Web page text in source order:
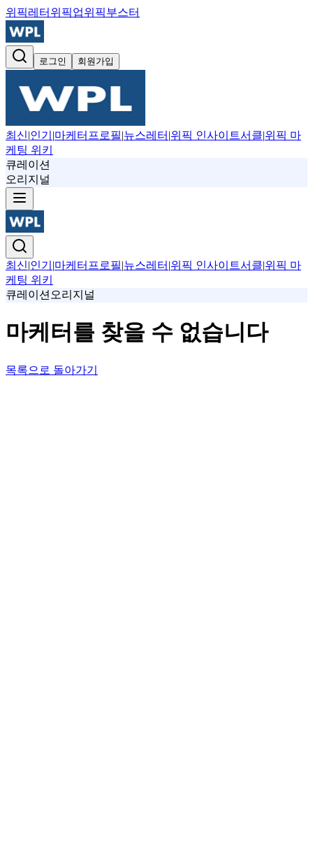
위픽레터 위픽업위픽부스터
로그인 회원가입
최신|인기 |마케터프로필|뉴스레터 |위픽 인사이트서클|위픽 마
케팅 위키
큐레이션
오리지널
최신|인기 |마케터프로필|뉴스레터 |위픽 인사이트서클|위픽 마
케팅 위키
큐레이션 오리지널
마케터를 찾을 수 없습니다
목록으로 돌아가기